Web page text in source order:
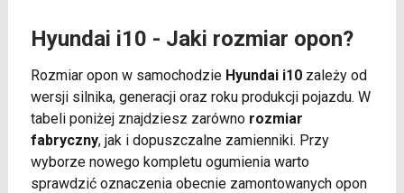
Hyundai i10 - Jaki rozmiar opon?
Rozmiar opon w samochodzie Hyundai i10zależy od
wersji silnika, generacji oraz roku produkcji pojazdu. W
tabeli poniżej znajdziesz zarówno rozmiar
fabryczny, jak i dopuszczalne zamienniki. Przy
wyborze nowego kompletu ogumienia warto
sprawdzić oznaczenia obecnie zamontowanych opon